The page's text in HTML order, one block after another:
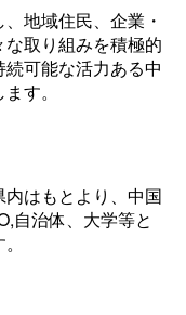
地域住民、企業・
取り組みを積極的
可能な活力ある中
す。
はもとより、中国
自治体、大学等と